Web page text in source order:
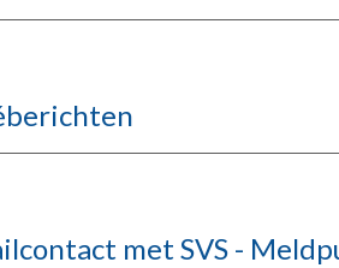
met SVS -